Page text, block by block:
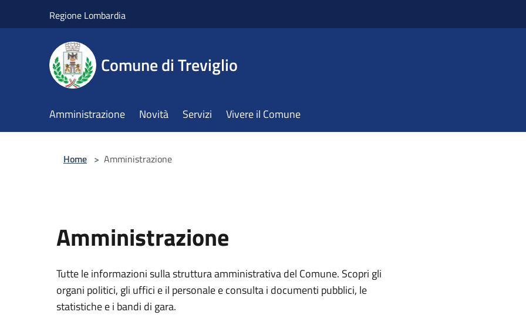
Regione Lombardia
Comune di Treviglio
Amministrazione Novità Servizi Vivere il Comune
Home > Amministrazione
Amministrazione
Tutte le informazioni sulla struttura amministrativa del Comune. Scopri gli
organi politici, gli uffici e il personale e consulta i documenti pubblici, le
statistiche e i bandi di gara.